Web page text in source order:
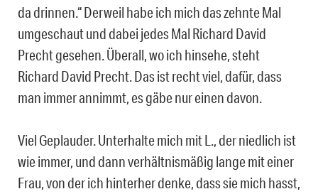
da drinnen.“ Derweil habe ich mich das zehnte Mal
umgeschaut und dabei jedes Mal Richard David
Precht gesehen. Überall, wo ich hinsehe, steht
Richard David Precht. Das ist recht viel, dafür, dass
man immer annimmt, es gäbe nur einen davon.
Viel Geplauder. Unterhalte mich mit L., der niedlich ist
wie immer, und dann verhältnismäßig lange mit einer
Frau, von der ich hinterher denke, dass sie mich hasst,